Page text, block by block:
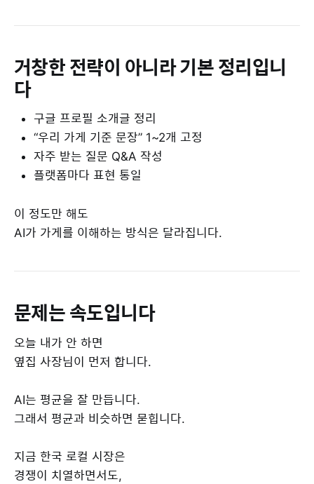
거창한 전략이 아니라 기본 정리입니
다
구글 프로필 소개글 정리
“우리 가게 기준 문장” 1~2개 고정
자주 받는 질문 Q&A 작성
플랫폼마다 표현 통일
이 정도만 해도
AI가 가게를 이해하는 방식은 달라집니다.
문제는 속도입니다
오늘 내가 안 하면
옆집 사장님이 먼저 합니다.
AI는 평균을 잘 만듭니다.
그래서 평균과 비슷하면 묻힙니다.
지금 한국 로컬 시장은
경쟁이 치열하면서도,